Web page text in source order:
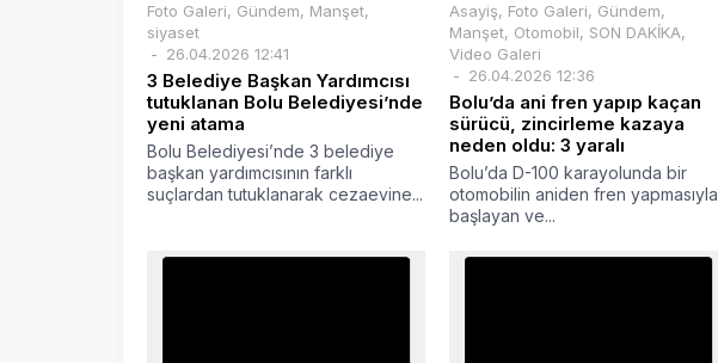
Foto Galeri, Gündem, Manşet,
siyaset
26.04.2026 12:41
3 Belediye Başkan Yardımcısı
tutuklanan Bolu Belediyesi’nde
yeni atama
Bolu Belediyesi’nde 3 belediye
başkan yardımcısının farklı
suçlardan tutuklanarak cezaevine...
Asayiş, Foto Galeri, Gündem,
Manşet, Otomobil, SON DAKİKA,
Video Galeri
26.04.2026 12:36
Bolu’da ani fren yapıp kaçan
sürücü, zincirleme kazaya
neden oldu: 3 yaralı
Bolu’da D-100 karayolunda bir
otomobilin aniden fren yapmasıyla
başlayan ve...